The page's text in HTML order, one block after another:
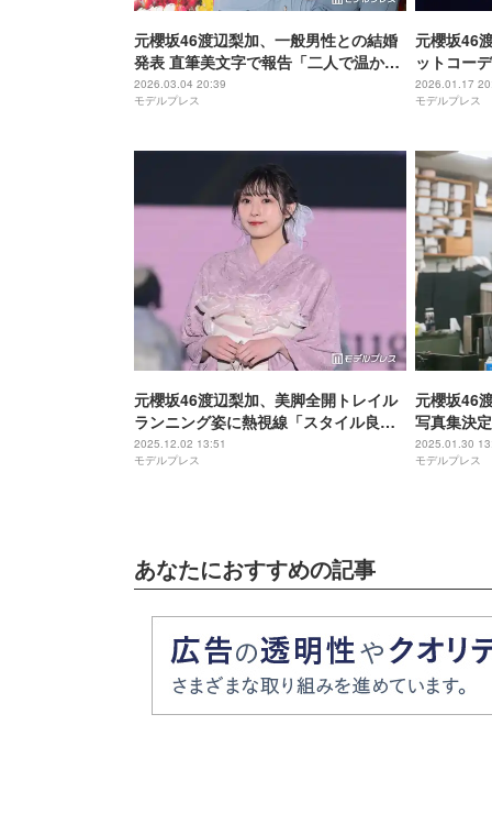
元櫻坂46渡辺梨加、一般男性との結婚
発表 直筆美文字で報告「二人で温かい
家庭を築き、ポジティブなエネルギー
を自分の活動に活かせるよう」【全
2026.03.04 20:39
モデルプレス
元櫻坂46
ットコー
色体力兼
る」と反響
2026.01.17
モデルプレス
元櫻坂46渡辺梨加、美脚全開トレイル
ランニング姿に熱視線「スタイル良す
ぎ」「アクティブでかっこいい」
2025.12.02 13:51
モデルプレス
元櫻坂46
写真集決
ト開催【
LONDON
2025.01.30
モデルプレス
あなたにおすすめの記事